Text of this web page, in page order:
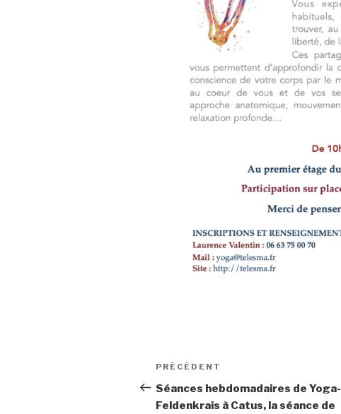
Navigation
de
Article
précédent
PRÉCÉDENT
Séances hebdomadaires de Yoga-
Feldenkrais à Catus, la séance de